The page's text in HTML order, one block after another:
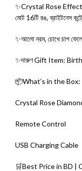
✨Crystal Rose
মোট 16টি রঙ, ব্রাইটনেস
✨আলো নরম, চোখে চাপ
✨দারুণ Gift Item:
📦What’s in the Box:
Crystal Rose
Remote Control
USB Charging Cable
🛒Best Price in BD |